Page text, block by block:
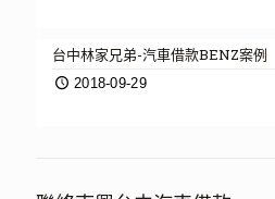
台中林家兄弟-汽車借款BENZ案例
2018-09-29